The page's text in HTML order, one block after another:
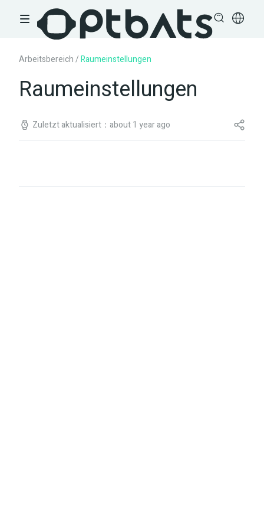
Arbeitsbereich/Raumeinstellungen
Raumeinstellungen
Zuletzt aktualisiert：about 1 year ago